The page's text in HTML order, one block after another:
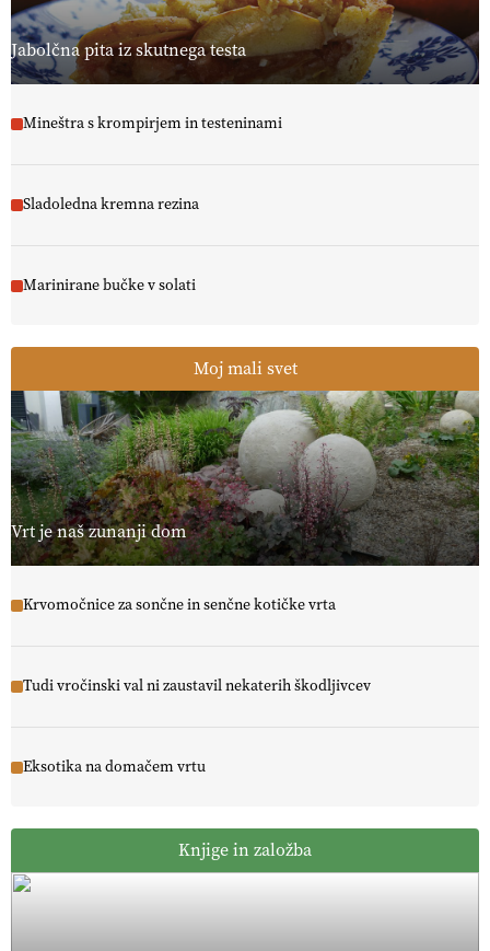
13.07.2026
Jabolčna pita iz skutnega testa
Mineštra s krompirjem in testeninami
Sladoledna kremna rezina
Marinirane bučke v solati
Moj mali svet
Vrt je naš zunanji dom
Krvomočnice za sončne in senčne kotičke vrta
Tudi vročinski val ni zaustavil nekaterih škodljivcev
Eksotika na domačem vrtu
Knjige in založba